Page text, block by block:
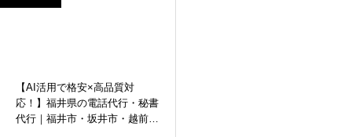
【AI活用で格安×高品質対
応！】福井県の電話代行・秘書
代行｜福井市・坂井市・越前市